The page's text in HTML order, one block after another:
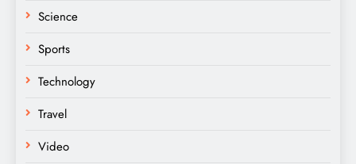
Science
Sports
Technology
Travel
Video